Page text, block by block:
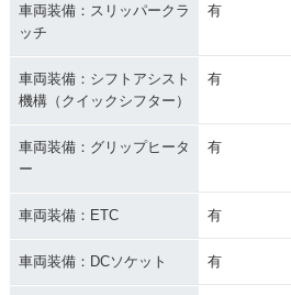
車両装備：スリッパークラ
ッチ
有
車両装備：シフトアシスト
機構（クイックシフター）
有
車両装備：グリップヒータ
ー
有
車両装備：ETC 有
車両装備：DCソケット 有